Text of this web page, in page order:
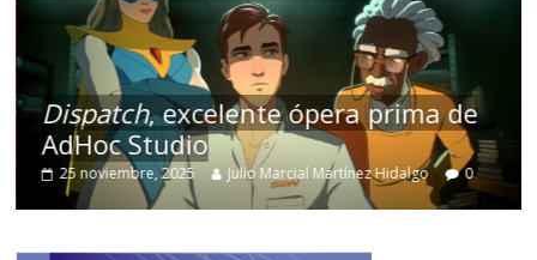
Dispatch, excelente ópera prima de
AdHoc Studio
25 noviembre, 2025 Julio Marcial Martínez Hidalgo 0